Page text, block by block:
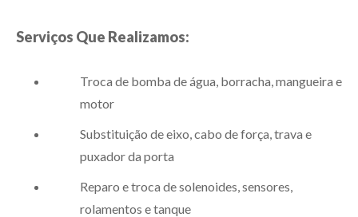
Serviços Que Realizamos:
Troca de bomba de água, borracha, mangueira e
motor
Substituição de eixo, cabo de força, trava e
puxador da porta
Reparo e troca de solenoides, sensores,
rolamentos e tanque